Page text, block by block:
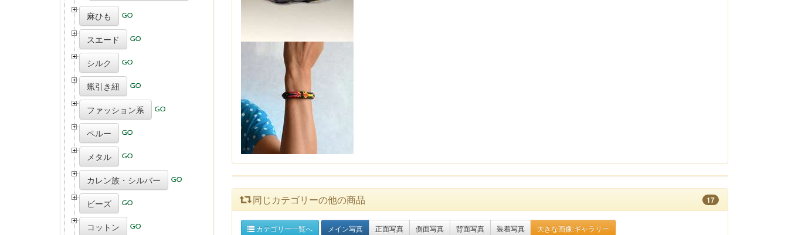
同じカテゴリーの他の商品 17
カテゴリー一覧へ メイン写真 正面写真 側面写真 背面写真 装着写真 大きな画像:ギャラリー
麻ひも
スエード
シルク
蝋引き紐
ファッション系
ペルー
メタル
カレン族・シルバー
ビーズ
コットン